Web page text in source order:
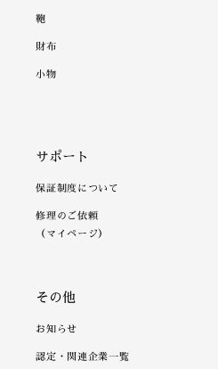
鞄
財布
小物
サポート
保証制度について
修理のご依頼
（マイページ）
その他
お知らせ
認定・関連企業一覧